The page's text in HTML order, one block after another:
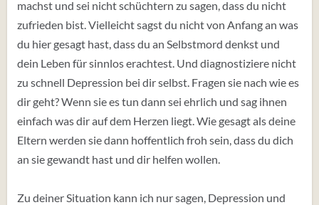
machst und sei nicht schüchtern zu sagen, dass du nicht
zufrieden bist. Vielleicht sagst du nicht von Anfang an was
du hier gesagt hast, dass du an Selbstmord denkst und
dein Leben für sinnlos erachtest. Und diagnostiziere nicht
zu schnell Depression bei dir selbst. Fragen sie nach wie es
dir geht? Wenn sie es tun dann sei ehrlich und sag ihnen
einfach was dir auf dem Herzen liegt. Wie gesagt als deine
Eltern werden sie dann hoffentlich froh sein, dass du dich
an sie gewandt hast und dir helfen wollen.
Zu deiner Situation kann ich nur sagen, Depression und